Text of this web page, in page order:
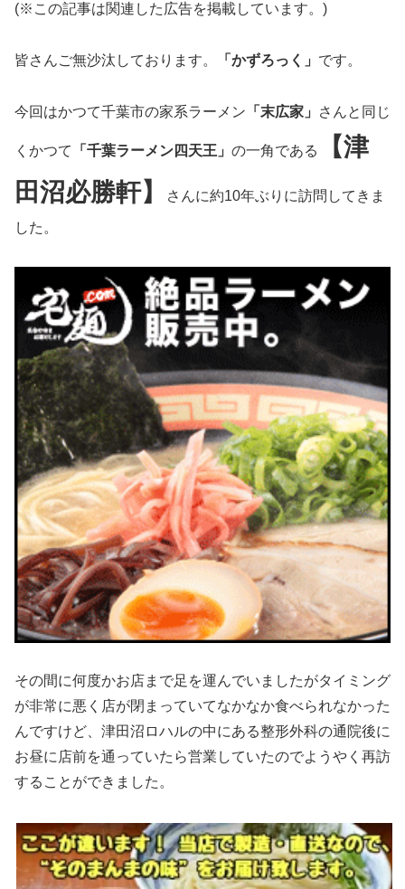
(※この記事は関連した広告を掲載しています。)
皆さんご無沙汰しております。 「かずろっく」 です。
今回はかつて千葉市の家系ラーメン 「末広家」 さんと同じ
くかつて 「千葉ラーメン四天王」 の一角である
【津
田沼必勝軒】
さんに約10年ぶりに訪問してきま
した。
その間に何度かお店まで足を運んでいましたがタイミング
が非常に悪く店が閉まっていてなかなか食べられなかった
んですけど、津田沼ロハルの中にある整形外科の通院後に
お昼に店前を通っていたら営業していたのでようやく再訪
することができました。